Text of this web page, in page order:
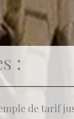
:
de tarif